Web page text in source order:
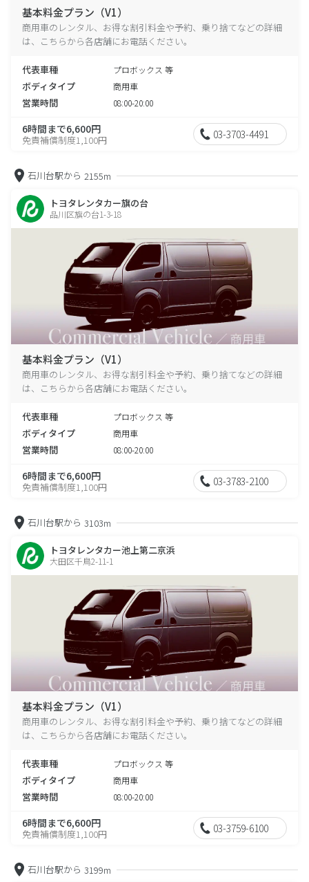
基本料金プラン（V1）
商用車のレンタル、お得な割引料金や予約、乗り捨てなどの詳細
は、こちらから各店舗にお電話ください。
代表車種 プロボックス 等
ボディタイプ 商用車
営業時間 08:00-20:00
6時間まで6,600円
免責補償制度1,100円 03-3703-4491
石川台駅から 2155m
トヨタレンタカー旗の台
品川区旗の台1-3-18
基本料金プラン（V1）
商用車のレンタル、お得な割引料金や予約、乗り捨てなどの詳細
は、こちらから各店舗にお電話ください。
代表車種 プロボックス 等
ボディタイプ 商用車
営業時間 08:00-20:00
6時間まで6,600円
免責補償制度1,100円 03-3783-2100
石川台駅から 3103m
トヨタレンタカー池上第二京浜
大田区千鳥2-11-1
基本料金プラン（V1）
商用車のレンタル、お得な割引料金や予約、乗り捨てなどの詳細
は、こちらから各店舗にお電話ください。
代表車種 プロボックス 等
ボディタイプ 商用車
営業時間 08:00-20:00
6時間まで6,600円
免責補償制度1,100円 03-3759-6100
石川台駅から 3199m